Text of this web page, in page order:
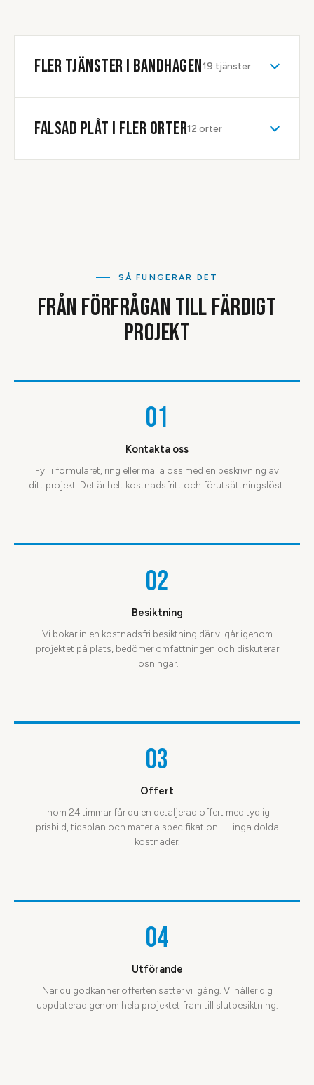
FLER TJÄNSTER I BANDHAGEN19 tjänster
FALSAD PLÅT I FLER ORTER12 orter
SÅ FUNGERAR DET
FRÅN FÖRFRÅGAN TILL FÄRDIGT
PROJEKT
01
Kontakta oss
Fyll i formuläret, ring eller maila oss med en beskrivning av
ditt projekt. Det är helt kostnadsfritt och förutsättningslöst.
02
Besiktning
Vi bokar in en kostnadsfri besiktning där vi går igenom
projektet på plats, bedömer omfattningen och diskuterar
lösningar.
03
Offert
Inom 24 timmar får du en detaljerad offert med tydlig
prisbild, tidsplan och materialspecifikation — inga dolda
kostnader.
04
Utförande
När du godkänner offerten sätter vi igång. Vi håller dig
uppdaterad genom hela projektet fram till slutbesiktning.